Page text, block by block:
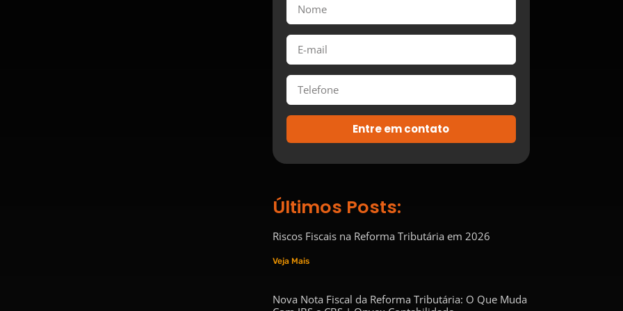
Entre em contato
Últimos Posts:
Riscos Fiscais na Reforma Tributária em 2026
Veja Mais
Nova Nota Fiscal da Reforma Tributária: O Que Muda